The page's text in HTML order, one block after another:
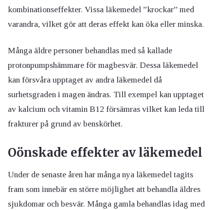
kombinationseffekter. Vissa läkemedel ”krockar” med
varandra, vilket gör att deras effekt kan öka eller minska.
Många äldre personer behandlas med så kallade
protonpumpshämmare för magbesvär. Dessa läkemedel
kan försvåra upptaget av andra läkemedel då
surhetsgraden i magen ändras. Till exempel kan upptaget
av kalcium och vitamin B12 försämras vilket kan leda till
frakturer på grund av benskörhet.
Oönskade effekter av läkemedel
Under de senaste åren har många nya läkemedel tagits
fram som innebär en större möjlighet att behandla äldres
sjukdomar och besvär. Många gamla behandlas idag med